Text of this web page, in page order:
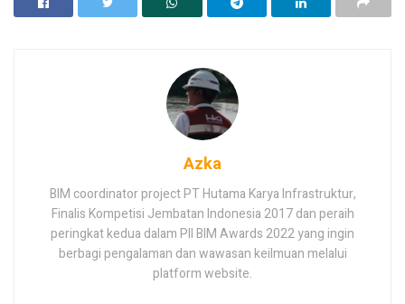
Azka
BIM coordinator project PT Hutama Karya Infrastruktur,
Finalis Kompetisi Jembatan Indonesia 2017 dan peraih
peringkat kedua dalam PII BIM Awards 2022 yang ingin
berbagi pengalaman dan wawasan keilmuan melalui
platform website.